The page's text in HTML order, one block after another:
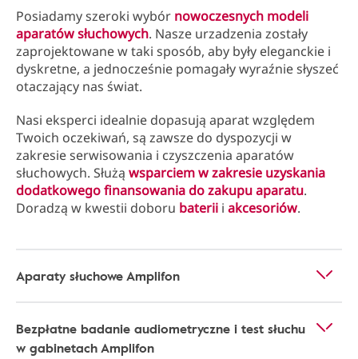
Posiadamy szeroki wybór nowoczesnych modeli
aparatów słuchowych. Nasze urzadzenia zostały
zaprojektowane w taki sposób, aby były eleganckie i
dyskretne, a jednocześnie pomagały wyraźnie słyszeć
otaczający nas świat.
Nasi eksperci idealnie dopasują aparat względem
Twoich oczekiwań, są zawsze do dyspozycji w
zakresie serwisowania i czyszczenia aparatów
słuchowych. Służą wsparciem w zakresie uzyskania
dodatkowego finansowania do zakupu aparatu.
Doradzą w kwestii doboru baterii i akcesoriów.
Aparaty słuchowe Amplifon
Bezpłatne badanie audiometryczne i test słuchu
w gabinetach Amplifon